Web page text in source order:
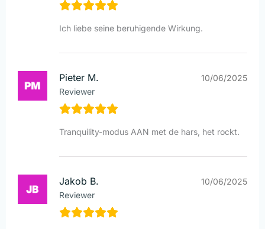
Ich liebe seine beruhigende Wirkung.
Pieter M.
Reviewer
10/06/2025
Tranquility-modus AAN met de hars, het rockt.
Jakob B.
Reviewer
10/06/2025